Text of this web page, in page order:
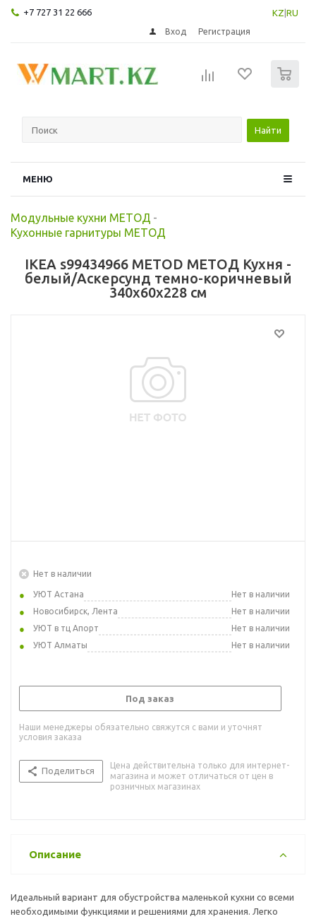
+7 727 31 22 666 KZ RU
Вход Регистрация
Найти
МЕНЮ
Модульные кухни МЕТОД -
Кухонные гарнитуры МЕТОД
IKEA s99434966 METOD МЕТОД Кухня -
белый/Аскерсунд темно-коричневый
340x60x228 см
Нет в наличии
УЮТ Астана
Нет в наличии
Новосибирск, Лента
Нет в наличии
УЮТ в тц Апорт
Нет в наличии
УЮТ Алматы
Нет в наличии
Под заказ
Наши менеджеры обязательно свяжутся с вами и уточнят
условия заказа
Поделиться
Цена действительна только для интернет-
магазина и может отличаться от цен в
розничных магазинах
Описание
Идеальный вариант для обустройства маленькой кухни со всеми
необходимыми функциями и решениями для хранения. Легко